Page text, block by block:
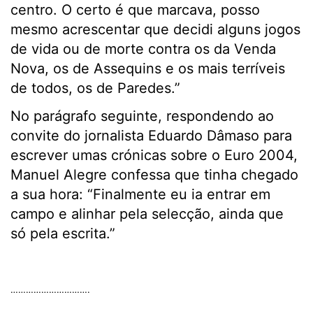
centro. O certo é que marcava, posso
mesmo acrescentar que decidi alguns jogos
de vida ou de morte contra os da Venda
Nova, os de Assequins e os mais terríveis
de todos, os de Paredes.”
No parágrafo seguinte, respondendo ao
convite do jornalista Eduardo Dâmaso para
escrever umas crónicas sobre o Euro 2004,
Manuel Alegre confessa que tinha chegado
a sua hora: “Finalmente eu ia entrar em
campo e alinhar pela selecção, ainda que
só pela escrita.”
………………………….